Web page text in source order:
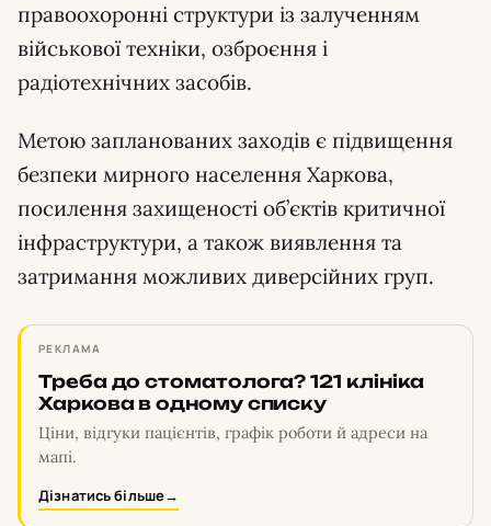
правоохоронні структури із залученням
військової техніки, озброєння і
радіотехнічних засобів.
Метою запланованих заходів є підвищення
безпеки мирного населення Харкова,
посилення захищеності об’єктів критичної
інфраструктури, а також виявлення та
затримання можливих диверсійних груп.
РЕКЛАМА
Треба до стоматолога? 121 клініка
Харкова в одному списку
Ціни, відгуки пацієнтів, графік роботи й адреси на
мапі.
Дізнатись більше→